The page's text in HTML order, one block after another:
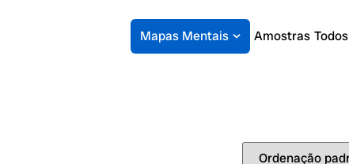
Mapas Mentais Amostras